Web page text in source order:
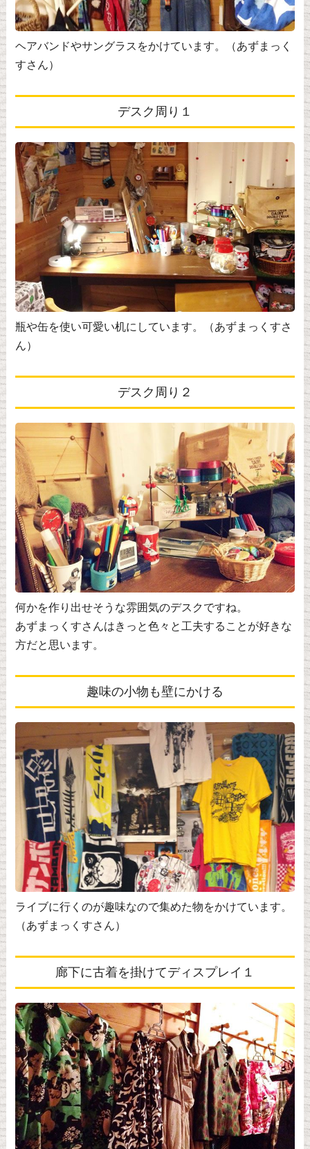
ヘアバンドやサングラスをかけています。（あずまっく
すさん）
デスク周り１
瓶や缶を使い可愛い机にしています。（あずまっくすさ
ん）
デスク周り２
何かを作り出せそうな雰囲気のデスクですね。
あずまっくすさんはきっと色々と工夫することが好きな
方だと思います。
趣味の小物も壁にかける
ライブに行くのが趣味なので集めた物をかけています。
（あずまっくすさん）
廊下に古着を掛けてディスプレイ１